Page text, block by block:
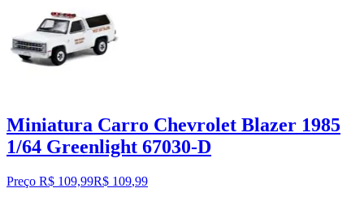
Miniatura Carro Chevrolet Blazer 1985
1/64 Greenlight 67030-D
Preço R$ 109,99R$ 109,99